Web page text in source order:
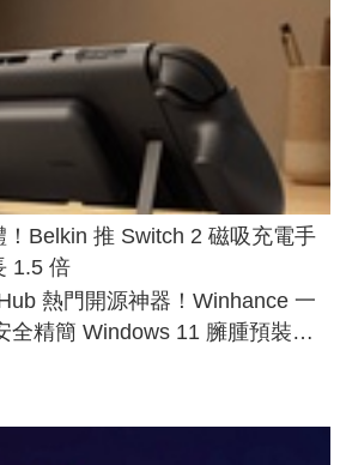
Belkin 推 Switch 2 磁吸充電手
1.5 倍
熱門開源神器！Winhance 一
全精簡 Windows 11 臃腫預裝軟